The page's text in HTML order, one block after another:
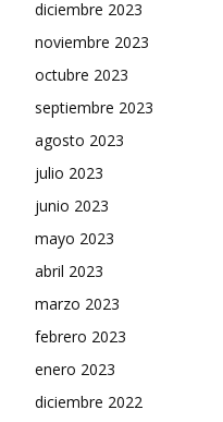
diciembre 2023
noviembre 2023
octubre 2023
septiembre 2023
agosto 2023
julio 2023
junio 2023
mayo 2023
abril 2023
marzo 2023
febrero 2023
enero 2023
diciembre 2022